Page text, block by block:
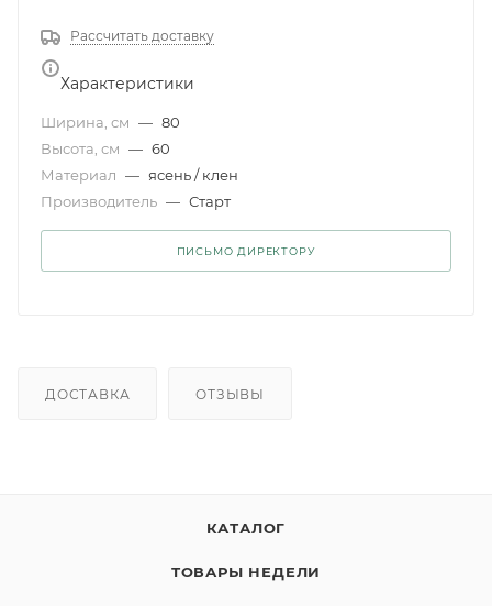
Рассчитать доставку
Характеристики
Ширина, см — 80
Высота, см — 60
Материал — ясень / клен
Производитель — Старт
ПИСЬМО ДИРЕКТОРУ
ДОСТАВКА ОТЗЫВЫ
КАТАЛОГ
ТОВАРЫ НЕДЕЛИ